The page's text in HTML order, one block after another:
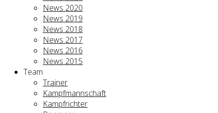
News 2020
News 2019
News 2018
News 2017
News 2016
News 2015
Team
Trainer
Kampfmannschaft
Kampfrichter